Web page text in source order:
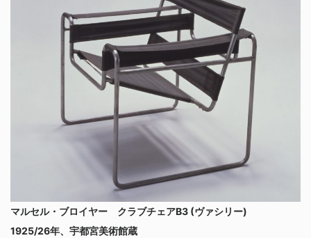
マルセル・ブロイヤー クラブチェアB3 (ヴァシリー)
1925/26年、宇都宮美術館蔵